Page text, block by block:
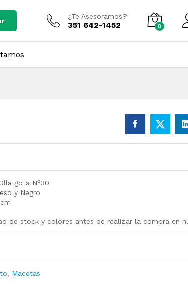
¿Te Asesoramos?
351 642-1452 0
gota N°30
y Negro
de stock y colores antes de realizar la compra en
, Macetas